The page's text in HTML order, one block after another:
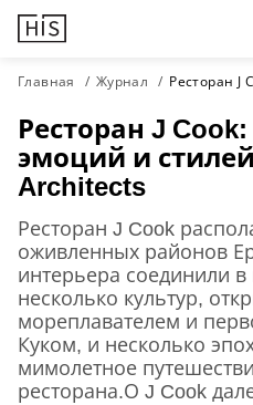
Главная Журнал Ресторан J
Ресторан J
эмоций и
Architects
Ресторан J Cook
оживленных районов
интерьера соединили в
несколько культур,
мореплавателем и
Куком, и несколько
мимолетное
ресторана.О J Cook